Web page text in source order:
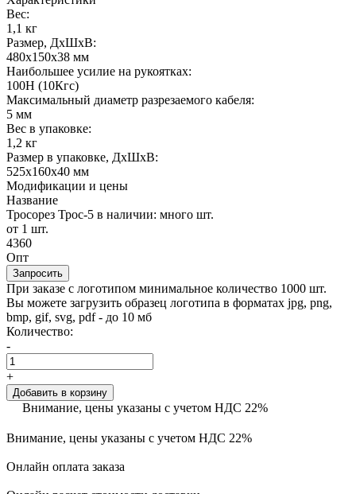
Вес:
1,1 кг
Размер, ДхШхВ:
480х150х38 мм
Наибольшее усилие на рукоятках:
100Н (10Кгс)
Максимальный диаметр разрезаемого кабеля:
5 мм
Вес в упаковке:
1,2 кг
Размер в упаковке, ДхШхВ:
525х160х40 мм
Модификации и цены
Название
Тросорез Трос-5 в наличии: много шт.
от 1 шт.
4360
Опт
Запросить
При заказе с логотипом минимальное количество 1000 шт.
Вы можете загрузить образец логотипа в форматах jpg, png,
bmp, gif, svg, pdf - до 10 мб
Количество:
-
+
Добавить в корзину
Внимание, цены указаны с учетом НДС 22%
Внимание, цены указаны с учетом НДС 22%
Онлайн оплата заказа